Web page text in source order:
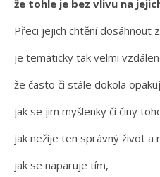
že tohle je bez vlivu na
Přeci jejich chtění dosáhnout
je tematicky tak velmi
že často či stále dokola
jak se jim myšlenky či činy
jak nežije ten správný život a
jak se naparuje tím,